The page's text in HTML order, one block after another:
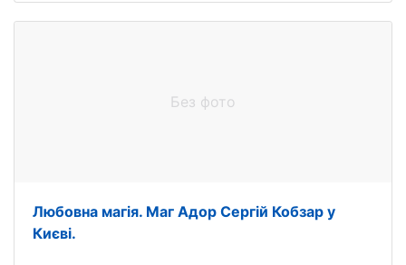
Без фото
Любовна магія. Маг Адор Сергій Кобзар у
Києві.